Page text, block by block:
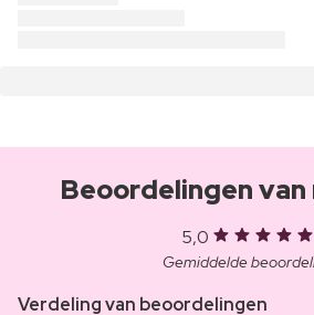
Beoordelingen
5,0
Gemiddelde
Verdeling van beoordelingen